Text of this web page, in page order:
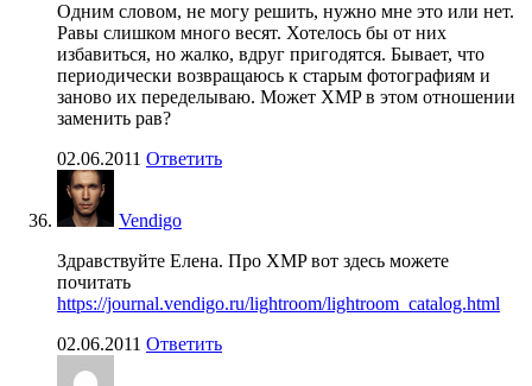
Одним словом, не могу решить, нужно мне это или нет.
Равы слишком много весят. Хотелось бы от них
избавиться, но жалко, вдруг пригодятся. Бывает, что
периодически возвращаюсь к старым фотографиям и
заново их переделываю. Может XMP в этом отношении
заменить рав?
02.06.2011 Ответить
Vendigo
Здравствуйте Елена. Про XMP вот здесь можете
почитать
https://journal.vendigo.ru/lightroom/lightroom_catalog.html
02.06.2011 Ответить